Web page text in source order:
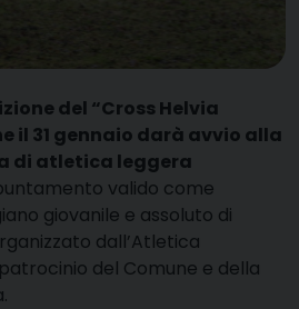
del “Cross Helvia
il 31 gennaio darà avvio alla
di atletica leggera
valido come
giovanile e assoluto di
dall’Atletica
del Comune e della